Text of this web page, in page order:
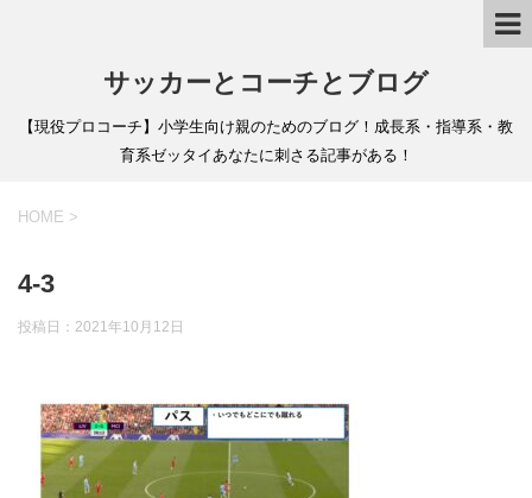
サッカーとコーチとブログ
【現役プロコーチ】小学生向け親のためのブログ！成長系・指導系・教
育系ゼッタイあなたに刺さる記事がある！
HOME >
4-3
投稿日： 2021年10月12日